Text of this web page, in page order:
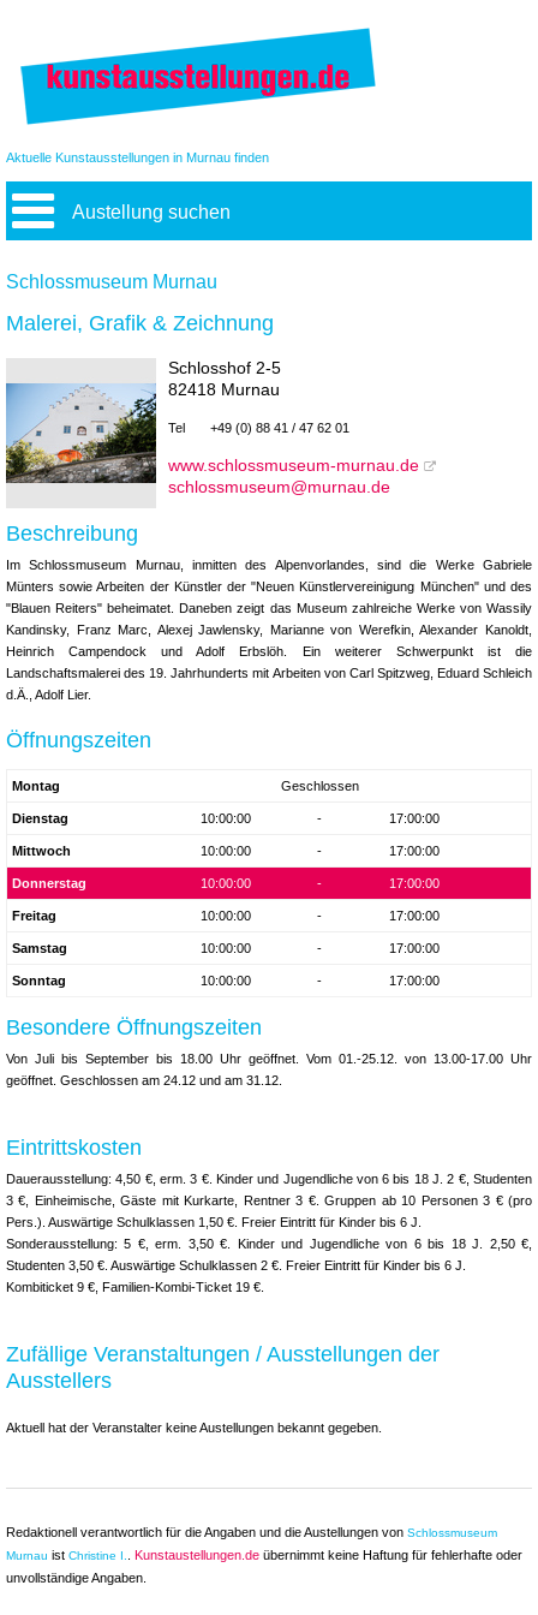
Aktuelle Kunstausstellungen in Murnau finden
Austellung suchen
Schlossmuseum Murnau
Malerei, Grafik & Zeichnung
Schlosshof 2-5
82418 Murnau
Tel +49 (0) 88 41 / 47 62 01
www.schlossmuseum-murnau.de
schlossmuseum@murnau.de
Beschreibung
Im Schlossmuseum Murnau, inmitten des Alpenvorlandes, sind die Werke Gabriele
Münters sowie Arbeiten der Künstler der "Neuen Künstlervereinigung München" und des
"Blauen Reiters" beheimatet. Daneben zeigt das Museum zahlreiche Werke von Wassily
Kandinsky, Franz Marc, Alexej Jawlensky, Marianne von Werefkin, Alexander Kanoldt,
Heinrich Campendock und Adolf Erbslöh. Ein weiterer Schwerpunkt ist die
Landschaftsmalerei des 19. Jahrhunderts mit Arbeiten von Carl Spitzweg, Eduard Schleich
d.Ä., Adolf Lier.
Öffnungszeiten
Montag Geschlossen
Dienstag 10:00:00 - 17:00:00
Mittwoch 10:00:00 - 17:00:00
Donnerstag 10:00:00 - 17:00:00
Freitag 10:00:00 - 17:00:00
Samstag 10:00:00 - 17:00:00
Sonntag 10:00:00 - 17:00:00
Besondere Öffnungszeiten
Von Juli bis September bis 18.00 Uhr geöffnet. Vom 01.-25.12. von 13.00-17.00 Uhr
geöffnet. Geschlossen am 24.12 und am 31.12.
Eintrittskosten
Dauerausstellung: 4,50 €, erm. 3 €. Kinder und Jugendliche von 6 bis 18 J. 2 €, Studenten
3 €, Einheimische, Gäste mit Kurkarte, Rentner 3 €. Gruppen ab 10 Personen 3 € (pro
Pers.). Auswärtige Schulklassen 1,50 €. Freier Eintritt für Kinder bis 6 J.
Sonderausstellung: 5 €, erm. 3,50 €. Kinder und Jugendliche von 6 bis 18 J. 2,50 €,
Studenten 3,50 €. Auswärtige Schulklassen 2 €. Freier Eintritt für Kinder bis 6 J.
Kombiticket 9 €, Familien-Kombi-Ticket 19 €.
Zufällige Veranstaltungen / Ausstellungen der
Ausstellers
Aktuell hat der Veranstalter keine Austellungen bekannt gegeben.
Redaktionell verantwortlich für die Angaben und die Austellungen von Schlossmuseum
Murnau ist Christine I. Kunstaustellungen.de übernimmt keine Haftung für fehlerhafte oder
unvollständige Angaben.